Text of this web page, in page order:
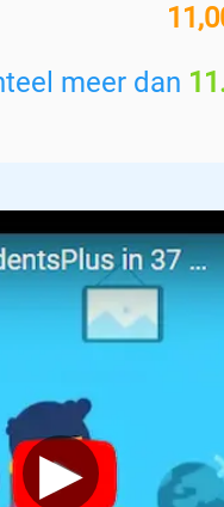
e
n
meer dan
▶